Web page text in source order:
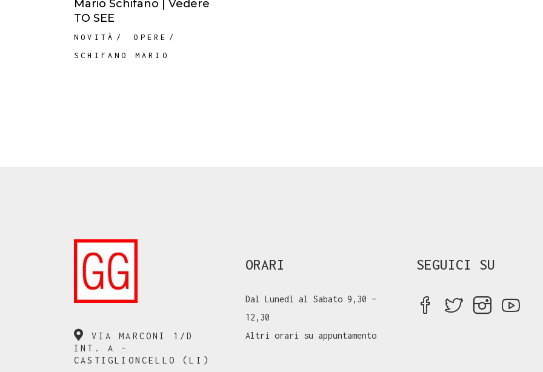
Mario Schifano | Vedere
TO SEE
NOVITÀ
OPERE
SCHIFANO MARIO
VIA MARCONI 1/D
INT. A –
CASTIGLIONCELLO (LI)
ORARI
Dal Lunedì al Sabato 9,30 –
12,30
Altri orari su appuntamento
SEGUICI SU